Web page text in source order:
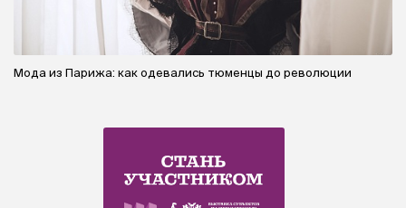
Мода из Парижа: как одевались тюменцы до революции